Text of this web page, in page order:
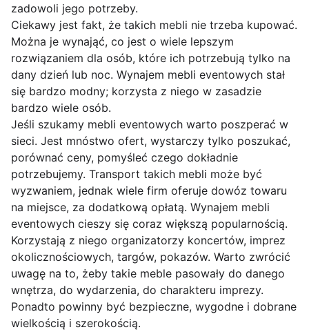
zadowoli jego potrzeby.
Ciekawy jest fakt, że takich mebli nie trzeba kupować.
Można je wynająć, co jest o wiele lepszym
rozwiązaniem dla osób, które ich potrzebują tylko na
dany dzień lub noc. Wynajem mebli eventowych stał
się bardzo modny; korzysta z niego w zasadzie
bardzo wiele osób.
Jeśli szukamy mebli eventowych warto poszperać w
sieci. Jest mnóstwo ofert, wystarczy tylko poszukać,
porównać ceny, pomyśleć czego dokładnie
potrzebujemy. Transport takich mebli może być
wyzwaniem, jednak wiele firm oferuje dowóz towaru
na miejsce, za dodatkową opłatą. Wynajem mebli
eventowych cieszy się coraz większą popularnością.
Korzystają z niego organizatorzy koncertów, imprez
okolicznościowych, targów, pokazów. Warto zwrócić
uwagę na to, żeby takie meble pasowały do danego
wnętrza, do wydarzenia, do charakteru imprezy.
Ponadto powinny być bezpieczne, wygodne i dobrane
wielkością i szerokością.